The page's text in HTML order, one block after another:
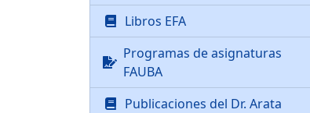
Libros EFA
Programas de asignaturas
FAUBA
Publicaciones del Dr. Arata